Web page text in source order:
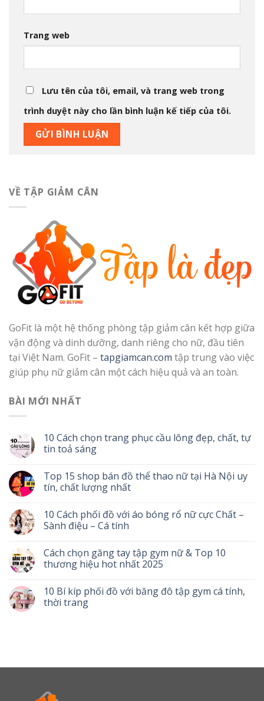
Trang web
Lưu tên của tôi, email, và trang web trong
trình duyệt này cho lần bình luận kế tiếp của tôi.
VỀ TẬP GIẢM CÂN
GoFit là một hệ thống phòng tập giảm cân kết hợp giữa
vận động và dinh dưỡng, danh riêng cho nữ, đầu tiên
tại Việt Nam. GoFit – tapgiamcan.com tập trung vào việc
giúp phụ nữ giảm cân một cách hiệu quả và an toàn.
BÀI MỚI NHẤT
10 Cách chọn trang phục cầu lông đẹp, chất, tự
tin toả sáng
Top 15 shop bán đồ thể thao nữ tại Hà Nội uy
tín, chất lượng nhất
10 Cách phối đồ với áo bóng rổ nữ cực Chất –
Sành điệu – Cá tính
Cách chọn găng tay tập gym nữ & Top 10
thương hiệu hot nhất 2025
10 Bí kíp phối đồ với băng đô tập gym cá tính,
thời trang